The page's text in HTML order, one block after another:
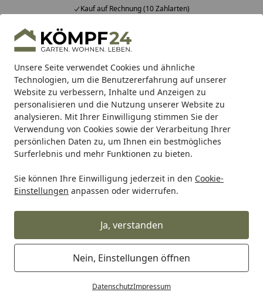
Unsere Seite verwendet Cookies und ähnliche
Technologien, um die Benutzererfahrung auf unserer
Website zu verbessern, Inhalte und Anzeigen zu
personalisieren und die Nutzung unserer Website zu
analysieren. Mit Ihrer Einwilligung stimmen Sie der
Verwendung von Cookies sowie der Verarbeitung Ihrer
persönlichen Daten zu, um Ihnen ein bestmögliches
Surferlebnis und mehr Funktionen zu bieten.
Sie können Ihre Einwilligung jederzeit in den Cookie-
Einstellungen anpassen oder widerrufen.
Ja, verstanden
Nein, Einstellungen öffnen
DatenschutzImpressum
Fachberatung & individuelle Angebote
Alle Produkte
Mein Konto
Suchen
Startseite